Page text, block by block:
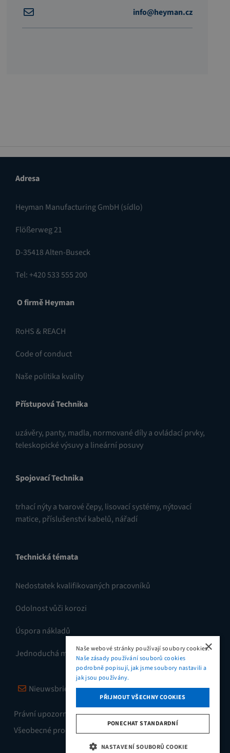
info@heyman.cz
Adresa
Heyman Manufacturing GmbH (sídlo)
Flößerweg 21
D-35418 Alten-Buseck
Tel: +420 533 555 200
O firmě Heyman
RoHS & REACH
Code of conduct
Naše politika kvality
Přístupová Technika
uzávěry, panty, madla, normované díly a ovládací prvky,
teleskopické výsuvy a lineární posuvy
Spojovací Technika
trhací nýty a tvarové čepy, lisovací systémy, nýtovací
matice, příslušenství kabelů, nářadí
Technická témata
Nedostatek kvalifikovaných pracovníků
Odolnost vůči korozi
Úspora nákladů
Jednoduchá montáž
Právní upozornění / Zásady ochrany osobních údajů
Všeobecné prodejní a dodací podmínky
Nieuwsbrief Vimeo LinkedIn
×
Naše webové stránky používají soubory cookies.
Naše zásady používání souborů cookies
podrobně popisují, jak jsme soubory nastavili a
jak jsou používány.
PŘIJMOUT VŠECHNY COOKIES
PONECHAT STANDARDNÍ
NASTAVENÍ SOUBORŮ COOKIE